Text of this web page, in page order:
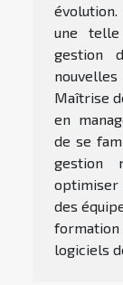
une
gestion
Maîtrise
en
de se
gestion
optimiser
des
logiciels